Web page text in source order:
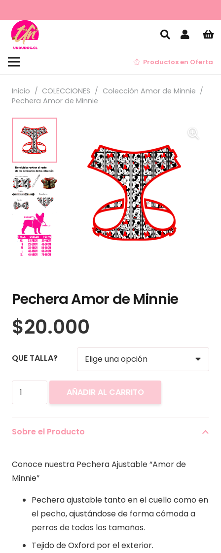
Productos en Oferta
Inicio / COLECCIONES / Colección Amor de Minnie /
Pechera Amor de Minnie
Pechera Amor de Minnie
$20.000
QUE TALLA?
Pechera
Amor
Minnie
AÑADIR AL CARRITO
Sobre el Producto
Conoce nuestra Pechera Ajustable “Amor de
Minnie”
Pechera ajustable tanto en el cuello como en
el pecho, ajustándose de forma cómoda a
perros de todos los tamaños.
Tejido de Oxford por el exterior.